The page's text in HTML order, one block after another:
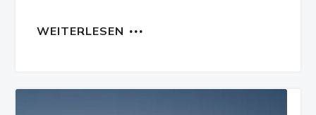
WEITERLESEN